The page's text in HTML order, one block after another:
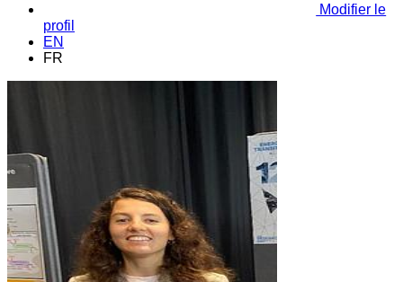
Modifier le
profil
EN
FR